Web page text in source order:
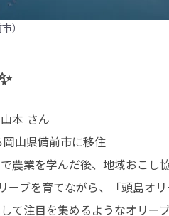
）
本 さん
⼭県備前市に移住
農業を学んだ後、地域おこし
ーブを育てながら、「頭島オリ
て注⽬を集めるようなオリー